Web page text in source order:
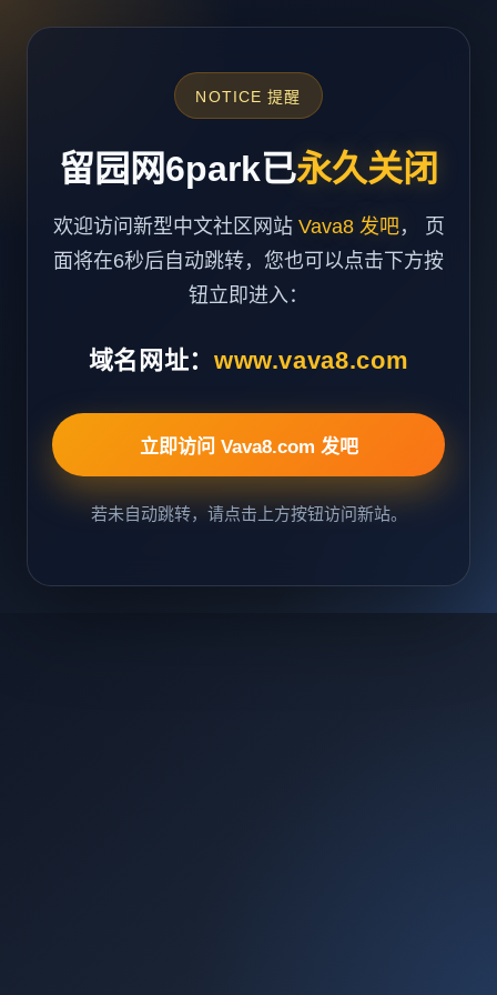
NOTICE 提醒
留园网6park已永久关闭
欢迎访问新型中文社区网站 Vava8 发吧， 页
面将在6秒后自动跳转，您也可以点击下方按
钮立即进入：
域名网址： www.vava8.com
立即访问 Vava8.com 发吧
若未自动跳转，请点击上方按钮访问新站。